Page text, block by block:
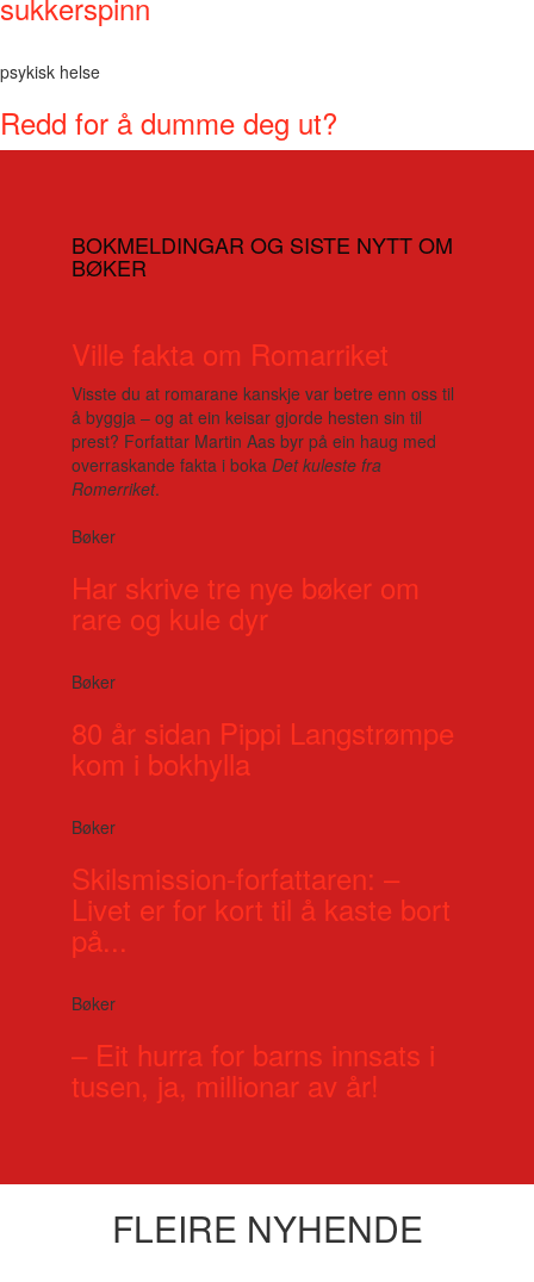
psykisk helse
Redd for å dumme deg ut?
BOKMELDINGAR OG SISTE NYTT OM
BØKER
Ville fakta om Romarriket
Visste du at romarane kanskje var betre enn oss til
å byggja – og at ein keisar gjorde hesten sin til
prest? Forfattar Martin Aas byr på ein haug med
overraskande fakta i boka Det kuleste fra
Romerriket.
Bøker
Har skrive tre nye bøker om
rare og kule dyr
Bøker
80 år sidan Pippi Langstrømpe
kom i bokhylla
Bøker
Skilsmission-forfattaren: –
Livet er for kort til å kaste bort
på...
Bøker
– Eit hurra for barns innsats i
tusen, ja, millionar av år!
FLEIRE NYHENDE